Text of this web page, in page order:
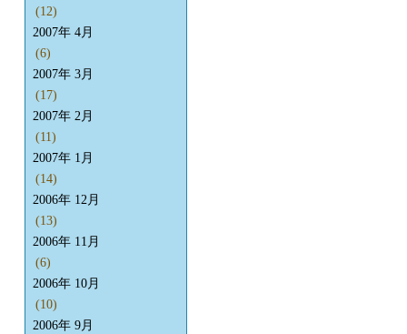
(12)
2007年 4月
(6)
2007年 3月
(17)
2007年 2月
(11)
2007年 1月
(14)
2006年 12月
(13)
2006年 11月
(6)
2006年 10月
(10)
2006年 9月